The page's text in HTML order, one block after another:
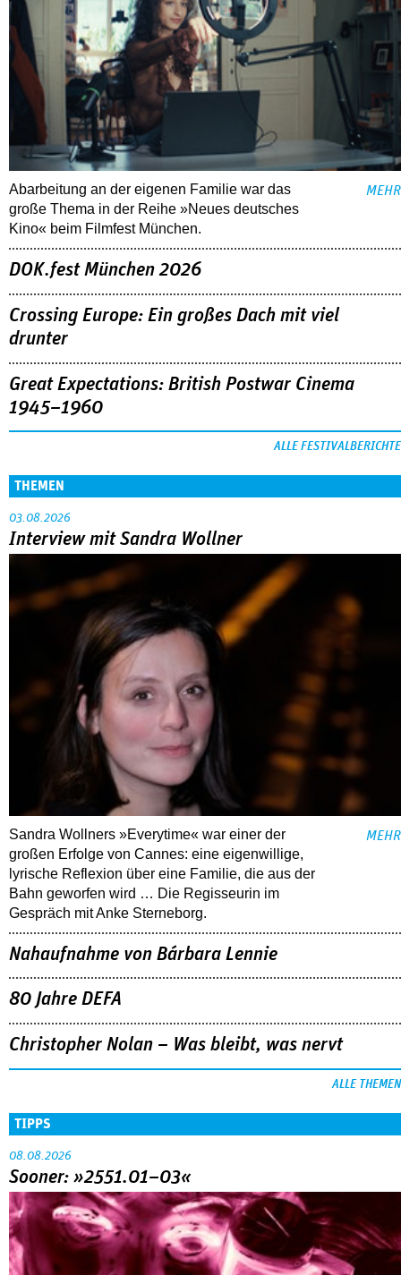
Abarbeitung an der eigenen Familie war das
große Thema in der Reihe »Neues deutsches
Kino« beim Filmfest München.
MEHR
DOK.fest München 2026
Crossing Europe: Ein großes Dach mit viel
drunter
Great Expectations: British Postwar Cinema
1945–1960
ALLE FESTIVALBERICHTE
THEMEN
03.08.2026
Interview mit Sandra Wollner
Sandra Wollners »Everytime« war einer der
großen Erfolge von Cannes: eine eigenwillige,
lyrische Reflexion über eine ­Familie, die aus der
Bahn geworfen wird … Die Regisseurin im
Gespräch mit Anke Sterneborg.
MEHR
Nahaufnahme von Bárbara Lennie
80 Jahre DEFA
Christopher Nolan – Was bleibt, was nervt
ALLE THEMEN
TIPPS
08.08.2026
Sooner: »2551.01–03«